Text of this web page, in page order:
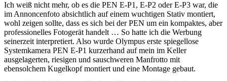
Ich weiß nicht mehr, ob es die PEN E-P1, E-P2 oder E-P3 war, die
im Annoncenfoto absichtlich auf einem wuchtigen Stativ montiert,
wohl zeigen sollte, dass es sich bei der PEN um ein kompaktes, aber
professionelles Fotogerät handelt … So hatte ich die Werbung
seinerzeit interpretiert. Also wurde Olympus erste spiegellose
Systemkamera PEN E-P1 kurzerhand auf mein im Keller
ausgelagerten, riesigen und sauschweren Manfrotto mit
ebensolchem Kugelkopf montiert und eine Montage gebaut.